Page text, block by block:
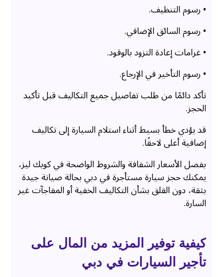
• رسوم التنظيف.
• رسوم السائق الإضافي.
• غرامات إعادة التزود بالوقود.
• رسوم التأخير في الإرجاع.
تأكد دائمًا من طلب تفاصيل جميع التكاليف قبل تأكيد
الحجز.
قد يؤدي خطأ بسيط أثناء استلام السيارة إلى تكاليف
إضافية أعلى لاحقًا.
بفضل الأسعار الشفافة والشروط الواضحة في كويك ليز،
يمكنك حجز سيارة مستأجرة في دبي بحالة صيانة جيدة
بثقة، دون القلق بشأن التكاليف الخفية أو المفاجآت غير
السارة.
كيفية توفير المزيد من المال على
تأجير السيارات في دبي